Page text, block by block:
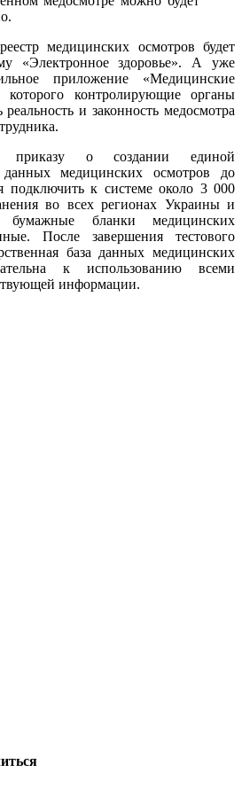
медицинских осмотров будет
«Электронное здоровье». А уже
приложение «Медицинские
контролирующие органы
и законность медосмотра
приказу о создании единой
данных медицинских осмотров до
подключить к системе около 3 000
во всех регионах Украины и
бумажные бланки медицинских
После завершения тестового
база данных медицинских
к использованию всеми
информации.